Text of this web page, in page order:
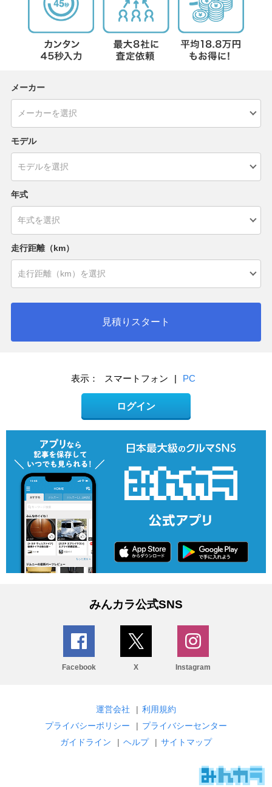
メーカー
モデル
年式
走行距離（km）
見積りスタート
表示： スマートフォン | PC
ログイン
みんカラ公式SNS
Facebook X Instagram
運営会社 | 利用規約
プライバシーポリシー
| プライバシーセンター
ガイドライン
| ヘルプ | サイトマップ